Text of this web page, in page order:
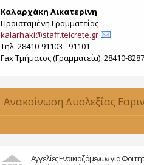
Καλαρχάκη Αικατερίνη
Προϊσταμένη Γραμματείας
kalarhaki@staff.teicrete.gr
Τηλ. 28410-91103 - 91101
Fax Τµήµατος (Γραµµατεία): 28410-
Ανακοίνωση Δυσλεξίας
Αγγελίες Ενοικιαζόμενων για